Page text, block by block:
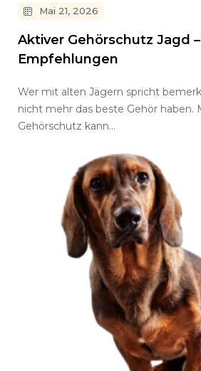
Mai 21, 2026
Aktiver Gehörschutz Jagd
Empfehlungen
Wer mit alten Jägern spricht
nicht mehr das beste Gehör haben.
Gehörschutz kann…